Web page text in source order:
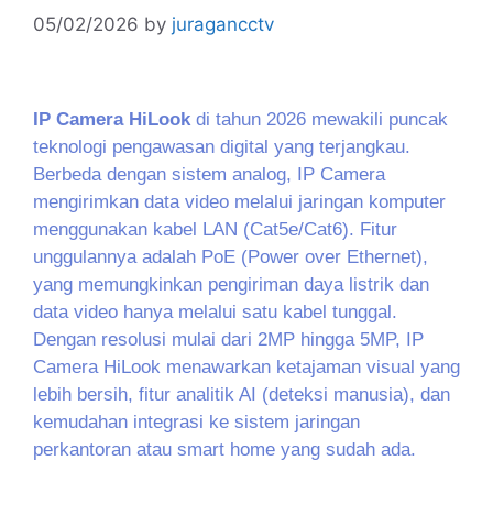
05/02/2026 by juragancctv
IP Camera HiLook di tahun 2026 mewakili puncak
teknologi pengawasan digital yang terjangkau.
Berbeda dengan sistem analog, IP Camera
mengirimkan data video melalui jaringan komputer
menggunakan kabel LAN (Cat5e/Cat6). Fitur
unggulannya adalah PoE (Power over Ethernet),
yang memungkinkan pengiriman daya listrik dan
data video hanya melalui satu kabel tunggal.
Dengan resolusi mulai dari 2MP hingga 5MP, IP
Camera HiLook menawarkan ketajaman visual yang
lebih bersih, fitur analitik AI (deteksi manusia), dan
kemudahan integrasi ke sistem jaringan
perkantoran atau smart home yang sudah ada.